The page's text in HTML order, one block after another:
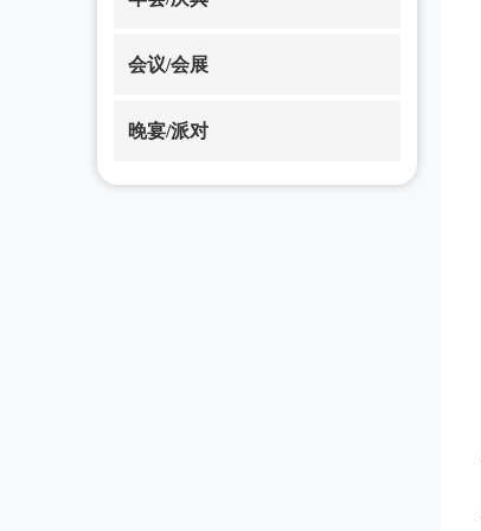
会议/会展
晚宴/派对